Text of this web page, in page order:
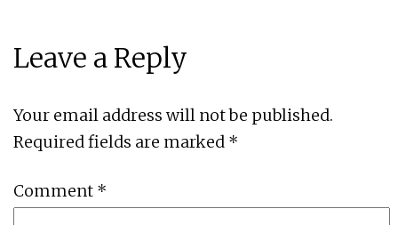
Leave a Reply
Your email address will not be published.
Required fields are marked *
Comment *